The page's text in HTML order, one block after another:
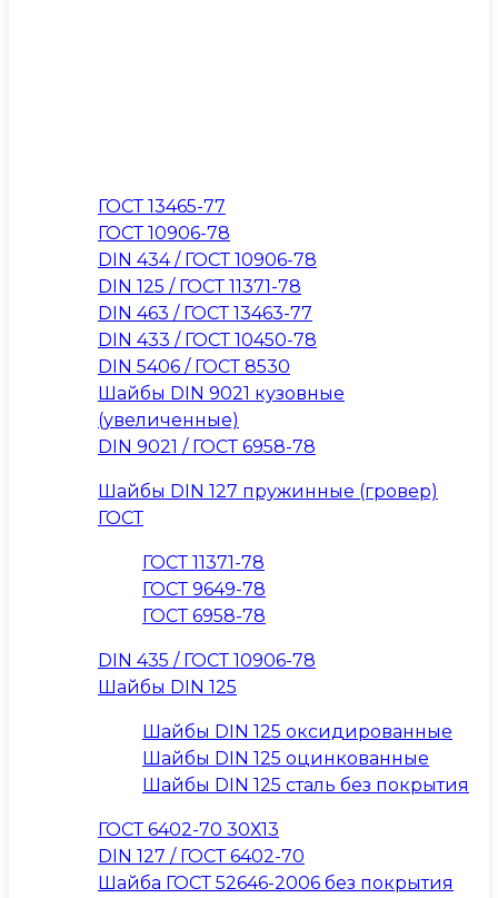
ГОСТ 13465-77
ГОСТ 10906-78
DIN 434 / ГОСТ 10906-78
DIN 125 / ГОСТ 11371-78
DIN 463 / ГОСТ 13463-77
DIN 433 / ГОСТ 10450-78
DIN 5406 / ГОСТ 8530
Шайбы DIN 9021 кузовные
(увеличенные)
DIN 9021 / ГОСТ 6958-78
Шайбы DIN 127 пружинные (гровер)
ГОСТ
ГОСТ 11371-78
ГОСТ 9649-78
ГОСТ 6958-78
DIN 435 / ГОСТ 10906-78
Шайбы DIN 125
Шайбы DIN 125 оксидированные
Шайбы DIN 125 оцинкованные
Шайбы DIN 125 сталь без покрытия
ГОСТ 6402-70 30Х13
DIN 127 / ГОСТ 6402-70
Шайба ГОСТ 52646-2006 без покрытия